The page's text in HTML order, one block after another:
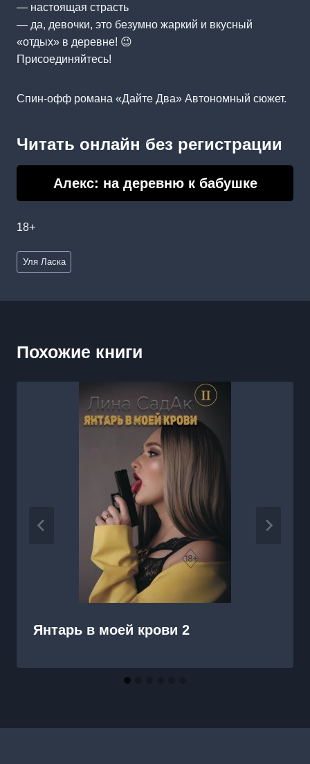
— настоящая страсть
— да, девочки, это безумно жаркий и вкусный
«отдых» в деревне! 😉
Присоединяйтесь!
Спин-офф романа «Дайте Два» Автономный сюжет.
Читать онлайн без регистрации
Алекс: на деревню к бабушке
18+
Метки
записи:
Уля Ласка
Похожие книги
Янтарь в моей крови 2